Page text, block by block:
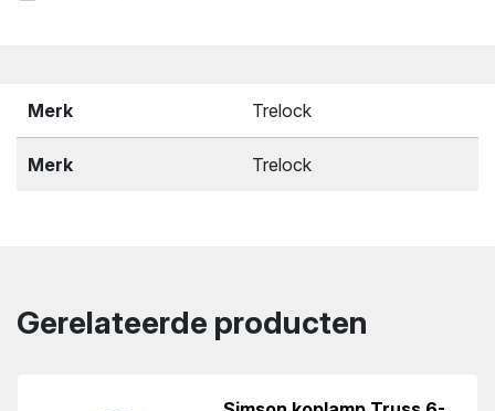
Merk Trelock
Merk Trelock
Gerelateerde producten